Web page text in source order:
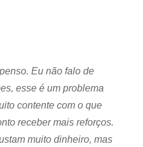
Eu não falo de
esse é um problema
contente com o que
receber mais reforços.
muito dinheiro, mas